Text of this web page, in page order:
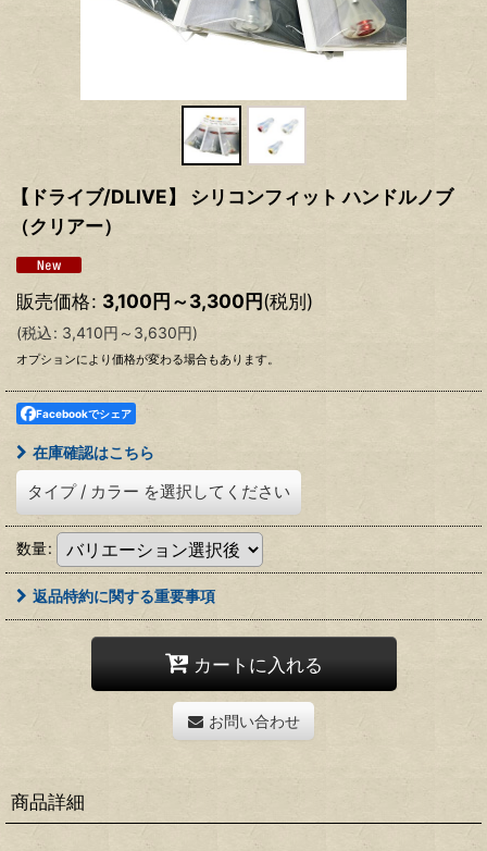
【ドライブ/DLIVE】 シリコンフィット ハンドルノブ
（クリアー）
販売価格: 3,100円～3,300円(税別)
(税込: 3,410円 ～3,630円)
オプションにより価格が変わる場合もあります。
Facebookでシェア
在庫確認はこちら
タイプ / カラー を選択してください
数量:
返品特約に関する重要事項
カートに入れる
お問い合わせ
商品詳細